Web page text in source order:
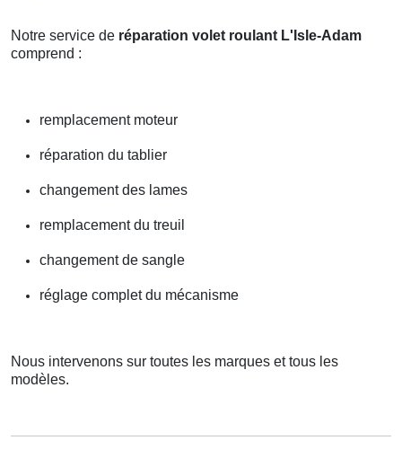
Notre service de réparation volet roulant L'Isle-Adam
comprend :
remplacement moteur
réparation du tablier
changement des lames
remplacement du treuil
changement de sangle
réglage complet du mécanisme
Nous intervenons sur toutes les marques et tous les
modèles.